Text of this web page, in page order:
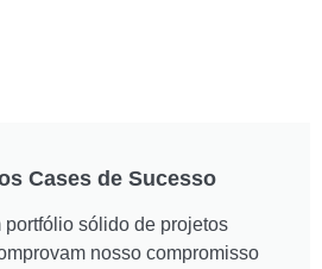
Cases de Sucesso
portfólio sólido de projetos
nosso compromisso